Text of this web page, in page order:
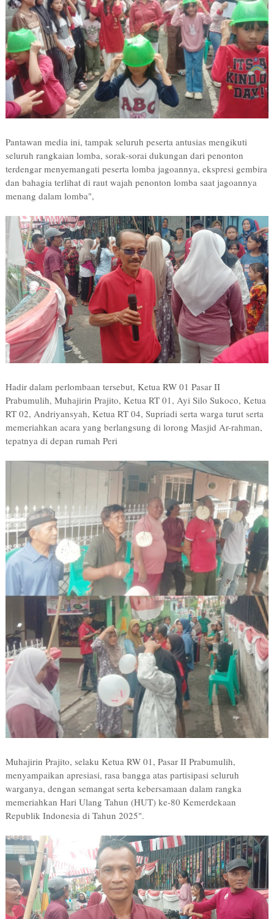
Pantawan media ini, tampak seluruh peserta antusias mengikuti
seluruh rangkaian lomba, sorak-sorai dukungan dari penonton
terdengar menyemangati peserta lomba jagoannya, ekspresi gembira
dan bahagia terlihat di raut wajah penonton lomba saat jagoannya
menang dalam lomba",
Hadir dalam perlombaan tersebut, Ketua RW 01 Pasar II
Prabumulih, Muhajirin Prajito, Ketua RT 01, Ayi Silo Sukoco, Ketua
RT 02, Andriyansyah, Ketua RT 04, Supriadi serta warga turut serta
memeriahkan acara yang berlangsung di lorong Masjid Ar-rahman,
tepatnya di depan rumah Peri
Muhajirin Prajito, selaku Ketua RW 01, Pasar II Prabumulih,
menyampaikan apresiasi, rasa bangga atas partisipasi seluruh
warganya, dengan semangat serta kebersamaan dalam rangka
memeriahkan Hari Ulang Tahun (HUT) ke-80 Kemerdekaan
Republik Indonesia di Tahun 2025".